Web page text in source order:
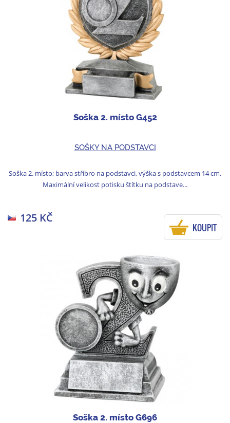
Soška 2. místo G452
SOŠKY NA PODSTAVCI
Soška 2. místo; barva stříbro na podstavci, výška s podstavcem 14 cm.
Maximální velikost potisku štítku na podstave...
125 KČ
KOUPIT
Soška 2. místo G696